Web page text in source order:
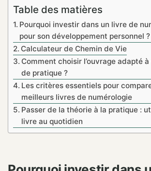
Table des matières
Pourquoi investir dans un livre de
pour son développement personnel ?
Calculateur de Chemin de Vie
Comment choisir l’ouvrage adapté
de pratique ?
Les critères essentiels pour
meilleurs livres de numérologie
Passer de la théorie à la pratique :
livre au quotidien